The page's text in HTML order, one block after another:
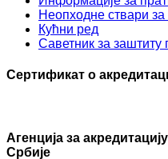
Неопходне ствари
Кућни ред
Саветник за заштиту
Сертификат о
Агенцијa за
Србије